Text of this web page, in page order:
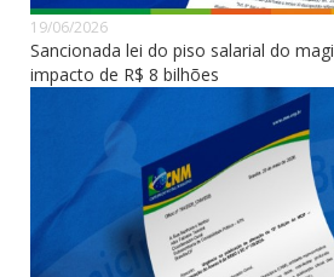
19/06/2026
Sancionada lei do piso salarial do
impacto de R$ 8 bilhões